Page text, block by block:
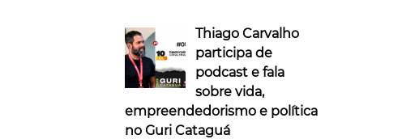
Thiago Carvalho
participa de
podcast e fala
sobre vida,
empreendedorismo e política
no Guri Cataguá